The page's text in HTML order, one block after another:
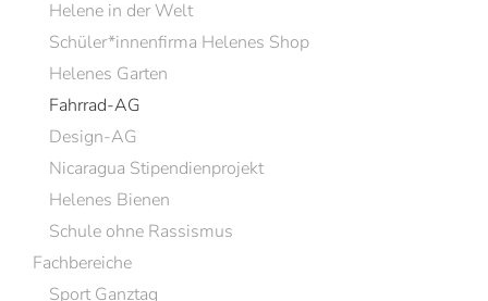
Helene in der Welt
Schüler*innenfirma Helenes Shop
Helenes Garten
Fahrrad-AG
Design-AG
Nicaragua Stipendienprojekt
Helenes Bienen
Schule ohne Rassismus
Fachbereiche
Sport Ganztag